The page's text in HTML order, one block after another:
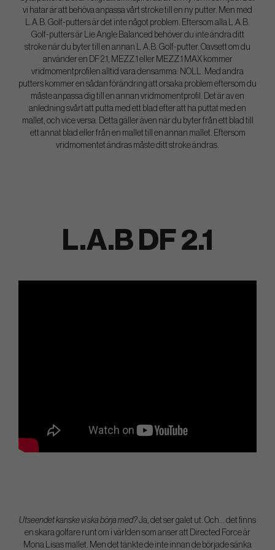
vi hatar är att behöva anpassa vårt stroke till en ny putter. Men med
L.A.B. Golf-putters är det inte något problem. Eftersom alla L.A.B.
Golf-putters är Lie Angle Balanced behöver du inte ändra ditt
stroke när du byter till en annan L.A.B. Golf-putter. Oavsett om du
använder en DF 2.1, MEZZ.1 eller MEZZ.1 MAX kommer
vridmomentprofilen alltid vara densamma: NOLL. Med andra
putters kommer en sådan förändring att orsaka problem eftersom du
måste anpassa dig till en annan vridmomentprofil. Det är av en
anledning svårt att putta med ett blad efter att ha puttat med en
mallet, och vice versa. Detta gäller även när du byter från ett blad till
ett annat blad eller från en mallet till en annan mallet. Eftersom
vridmomentet ändras måste ditt stroke ändras.
L.A.B DF 2.1
Utseendet kanske vi ska börja med?Ja, det ser galet ut. Och... det finns
en skara golfare runt om i världen som anser att Directed Force är
Mona Lisas mallet. Men det tänkte de inte innan de började sänka